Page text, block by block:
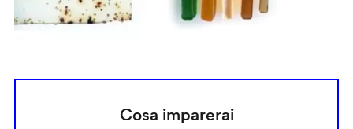
Cosa imparerai